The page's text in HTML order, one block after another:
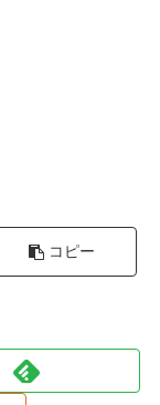
コピー